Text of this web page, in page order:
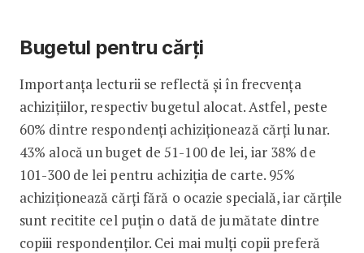
Bugetul pentru cărți
Importanța lecturii se reflectă și în frecvența
achizițiilor, respectiv bugetul alocat. Astfel, peste
60% dintre respondenți achiziționează cărți lunar.
43% alocă un buget de 51-100 de lei, iar 38% de
101-300 de lei pentru achiziția de carte. 95%
achiziționează cărți fără o ocazie specială, iar cărțile
sunt recitite cel puțin o dată de jumătate dintre
copiii respondenților. Cei mai mulți copii preferă